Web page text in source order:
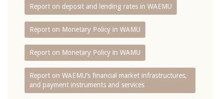
Report on deposit and lending rates in WAEMU
Report on Monetary Policy in WAMU
Report on Monetary Policy in WAMU
Report on WAEMU’s financial market infrastructures,
and payment instruments and services